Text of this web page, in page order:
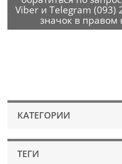
Viber и Telegram (093)
значок в правом
КАТЕГОРИИ
ТЕГИ